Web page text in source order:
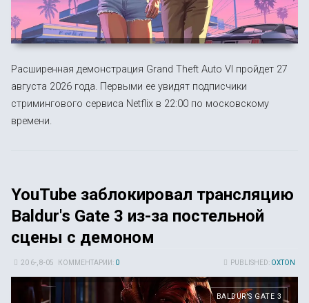
Расширенная демонстрация Grand Theft Auto VI пройдет 27
августа 2026 года. Первыми ее увидят подписчики
стримингового сервиса Netflix в 22:00 по московскому
времени.
YouTube заблокировал трансляцию
Baldur's Gate 3 из-за постельной
сцены с демоном
PUBLISHED: OXTON
20 6-, 8-05 КОММЕНТАРИИ: 0
BALDUR'S GATE 3